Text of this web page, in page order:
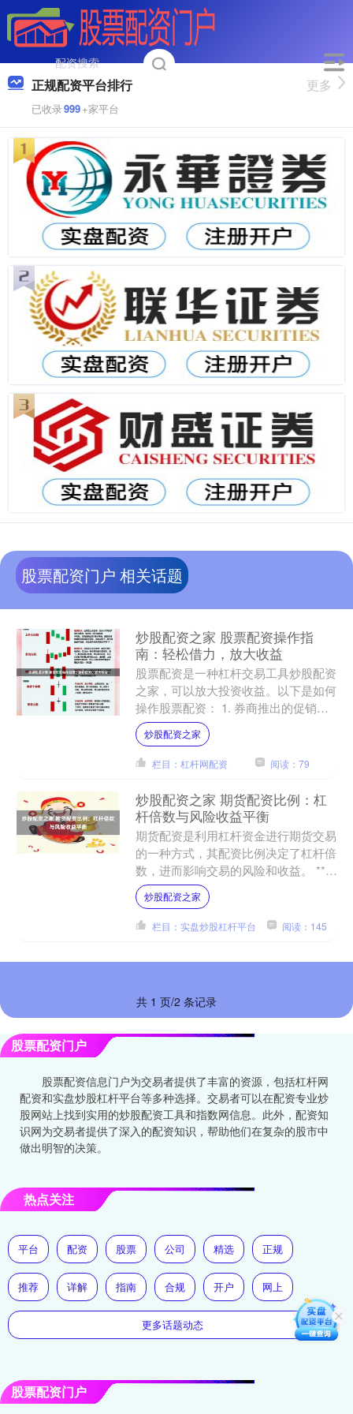
正规配资平台排行
已收录999+家平台
更多
股票配资门户 相关话题
炒股配资之家 股票配资操作指
南：轻松借力，放大收益
股票配资是一种杠杆交易工具炒股配资
之家，可以放大投资收益。以下是如何
操作股票配资： 1. 券商推出的促销活
动：有些券商会定期推出免费股票配资
的促销活动，通过参与....
炒股配资之家
栏目：杠杆网配资 阅读：79
炒股配资之家 期货配资比例：杠
杆倍数与风险收益平衡
期货配资是利用杠杆资金进行期货交易
的一种方式，其配资比例决定了杠杆倍
数，进而影响交易的风险和收益。 **2.
控制杠杆倍数：**杠杆倍数越高，收益
越大，但风险也....
炒股配资之家
栏目：实盘炒股杠杆平台 阅读：145
共 1 页/2 条记录
股票配资门户
股票配资信息门户为交易者提供了丰富的资源，包括杠杆网
配资和实盘炒股杠杆平台等多种选择。交易者可以在配资专业炒
股网站上找到实用的炒股配资工具和指数网信息。此外，配资知
识网为交易者提供了深入的配资知识，帮助他们在复杂的股市中
做出明智的决策。
热点关注
平台 配资 股票 公司 精选 正规
推荐 详解 指南 合规 开户 网上
更多话题动态
股票配资门户